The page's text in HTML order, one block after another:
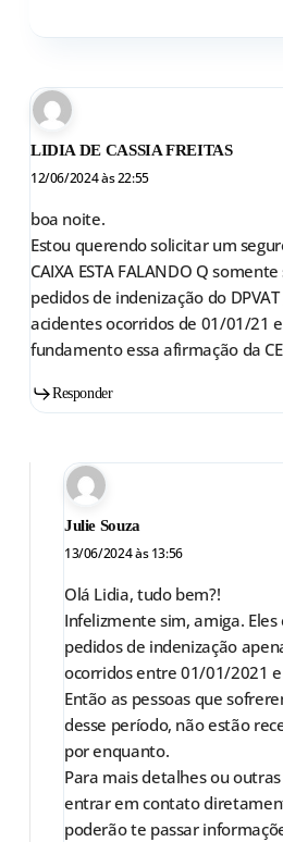
LIDIA DE CASSIA FREITAS
12/06/2024 às 22:55
boa noite.
Estou querendo solicitar um
CAIXA ESTA FALANDO Q
pedidos de indenização do
acidentes ocorridos de 01/01/21
fundamento essa afirmação da
Responder
Julie Souza
13/06/2024 às 13:56
Olá Lidia, tudo bem?!
Infelizmente sim, amiga.
pedidos de indenização
ocorridos entre 01/01/2021
Então as pessoas que
desse período, não estão
por enquanto.
Para mais detalhes ou
entrar em contato
poderão te passar